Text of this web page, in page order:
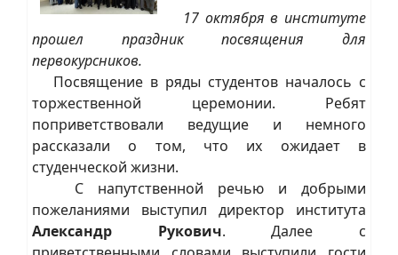
17 октября в институте
прошел праздник посвящения для
первокурсников.
Посвящение в ряды студентов началось с
торжественной церемонии. Ребят
поприветствовали ведущие и немного
рассказали о том, что их ожидает в
студенческой жизни.
С напутственной речью и добрыми
пожеланиями выступил директор института
Александр Рукович. Далее с